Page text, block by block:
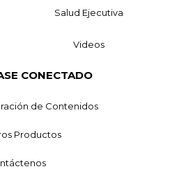
Salud Ejecutiva
Videos
CONECTADO
de Contenidos
Productos